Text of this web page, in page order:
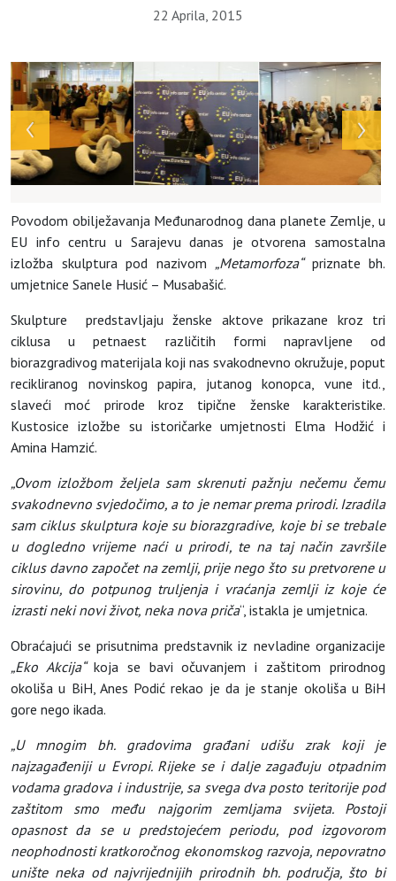
22 Aprila, 2015
Povodom obilježavanja Međunarodnog dana planete Zemlje, u
EU info centru u Sarajevu danas je otvorena samostalna
izložba skulptura pod nazivom „Metamorfoza“priznate bh.
umjetnice Sanele Husić – Musabašić.
Skulpture predstavljaju ženske aktove prikazane kroz tri
ciklusa u petnaest različitih formi napravljene od
biorazgradivog materijala koji nas svakodnevno okružuje, poput
recikliranog novinskog papira, jutanog konopca, vune itd.,
slaveći moć prirode kroz tipične ženske karakteristike.
Kustosice izložbe su istoričarke umjetnosti Elma Hodžić i
Amina Hamzić.
„Ovom izložbom željelasamskrenuti pažnjunečemu čemu
svakodnevno svjedočimo, a to je nemar prema prirodi. Izradila
sam ciklus skulptura koje su biorazgradive, koje bisetrebale
u dogledno vrijeme naći u prirodi, tena taj način završile
ciklus davno započet na zemlji,prije nego što su pretvorene u
sirovinu, do potpunog truljenja i vraćanja zemlji iz koje će
izrasti neki novi život, neka nova priča“, istakla je umjetnica.
Obraćajući se prisutnima predstavnik iz nevladine organizacije
„Eko Akcija“ koja se bavi očuvanjem i zaštitom prirodnog
okoliša u BiH, Anes Podić rekao je da je stanje okoliša u BiH
gore nego ikada.
„U mnogimbh.gradovima građani udišu zrak koji je
najzagađeniji u Evropi. Rijeke se i dalje zagađuju otpadnim
vodama gradova i industrije, sa svega dva posto teritorije pod
zaštitom smo među najgorim zemljama svijeta. Postoji
opasnost da se u predstojećem periodu, pod izgovorom
neophodnosti kratkoročnog ekonomskog razvoja, nepovratno
unište neka od najvrijednijih prirodnih bh.područja, što bi